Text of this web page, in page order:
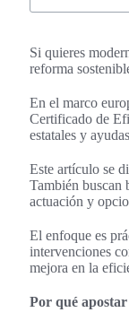
Si quieres
reforma
En el marco
Certificado de
estatales y
Este artículo se
También buscan
actuación y
El enfoque es
intervenciones
mejora en la
Por qué